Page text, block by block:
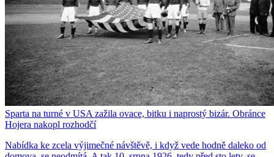
Sparta na turné v USA zažila ovace, bitku i naprostý bizár. Obránce
Hojera nakopl rozhodčí
Nabídka ke zcela výjimečné návštěvě, i když vede hodně daleko od